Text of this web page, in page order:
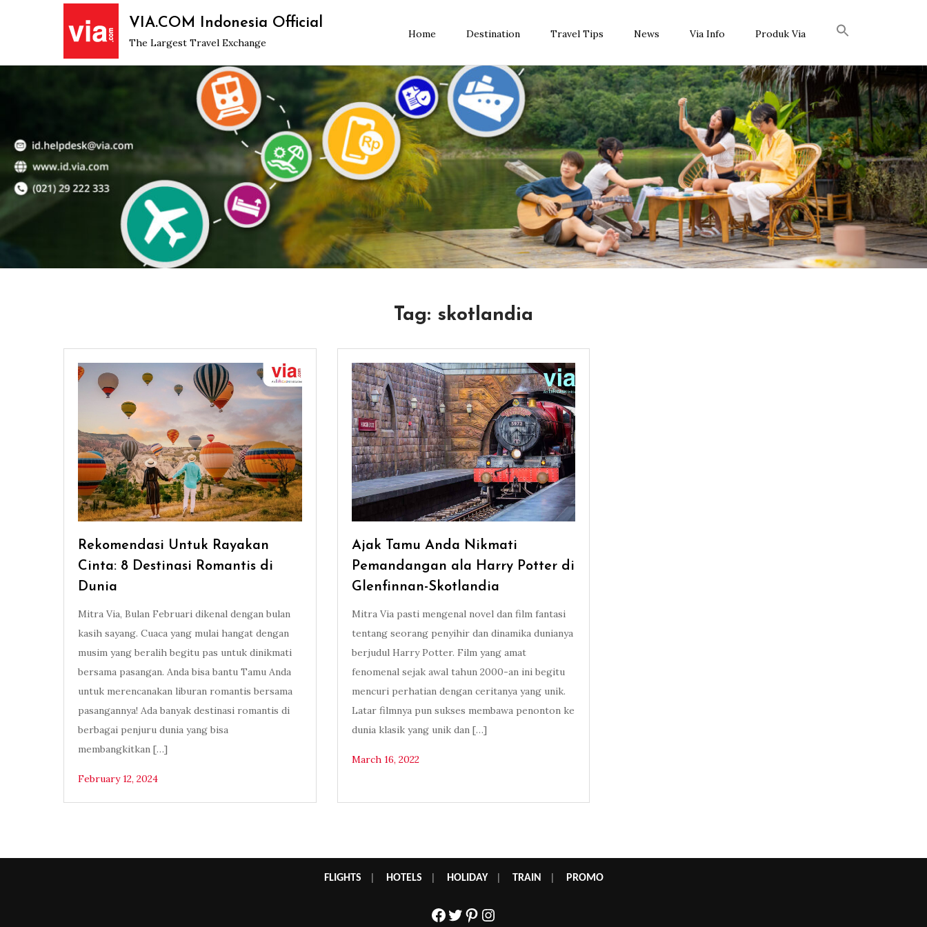
VIA.COM Indonesia Official
The Largest Travel Exchange
Home Destination Travel Tips News Via Info Produk Via
Tag: skotlandia
Rekomendasi Untuk Rayakan
Cinta: 8 Destinasi Romantis di
Dunia
Mitra Via, Bulan Februari dikenal dengan bulan
kasih sayang. Cuaca yang mulai hangat dengan
musim yang beralih begitu pas untuk dinikmati
bersama pasangan. Anda bisa bantu Tamu Anda
untuk merencanakan liburan romantis bersama
pasangannya! Ada banyak destinasi romantis di
berbagai penjuru dunia yang bisa
membangkitkan […]
February 12, 2024
Ajak Tamu Anda Nikmati
Pemandangan ala Harry Potter di
Glenfinnan-Skotlandia
Mitra Via pasti mengenal novel dan film fantasi
tentang seorang penyihir dan dinamika dunianya
berjudul Harry Potter. Film yang amat
fenomenal sejak awal tahun 2000-an ini begitu
mencuri perhatian dengan ceritanya yang unik.
Latar filmnya pun sukses membawa penonton ke
dunia klasik yang unik dan […]
March 16, 2022
FLIGHTS HOTELS HOLIDAY| TRAIN PROMO
Facebook
Twitter
Pinterest
Instagram